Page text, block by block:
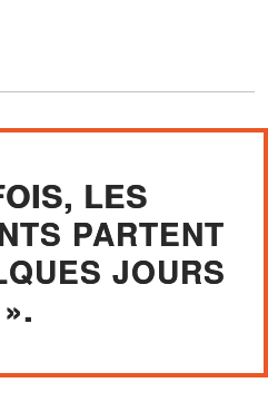
LES
PARTENT
JOURS
».